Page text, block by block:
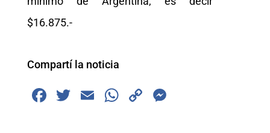
$16.875.-
Compartí la noticia
F
T
E
W
C